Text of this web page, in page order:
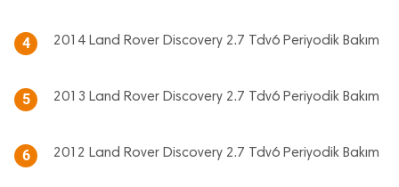
4 2014 Land Rover Discovery 2.7 Tdv6 Periyodik Bakım
5 2013 Land Rover Discovery 2.7 Tdv6 Periyodik Bakım
6 2012 Land Rover Discovery 2.7 Tdv6 Periyodik Bakım